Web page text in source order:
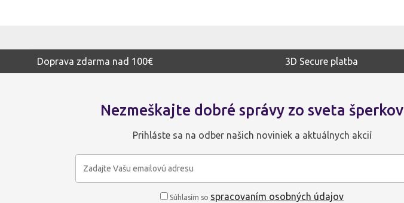
Doprava zdarma nad 100€ 3D Secure platba
Nezmeškajte dobré správy zo sveta šperkov
Prihláste sa na odber našich noviniek a aktuálnych akcií
Súhlasím so spracovaním osobných údajov